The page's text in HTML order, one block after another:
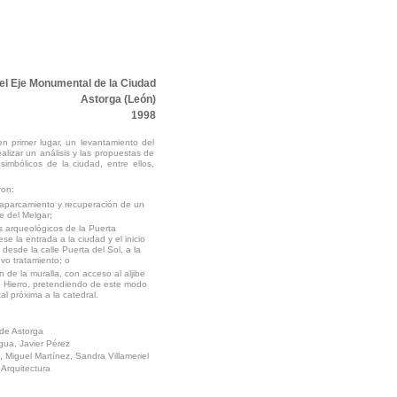
Eje Monumental de la Ciudad
Astorga (León)
1998
primer lugar, un levantamiento del
un análisis y las propuestas de
de la ciudad, entre ellos,
y recuperación de un
del Melgar;
arqueológicos de la Puerta
la entrada a la ciudad y el inicio
la calle Puerta del Sol, a la
tratamiento; o
de la muralla, con acceso al aljibe
pretendiendo de este modo
próxima a la catedral.
Astorga
Javier Pérez
Miguel Martínez, Sandra Villameriel